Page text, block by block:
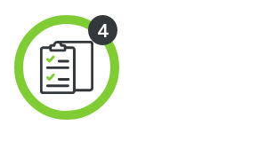
4